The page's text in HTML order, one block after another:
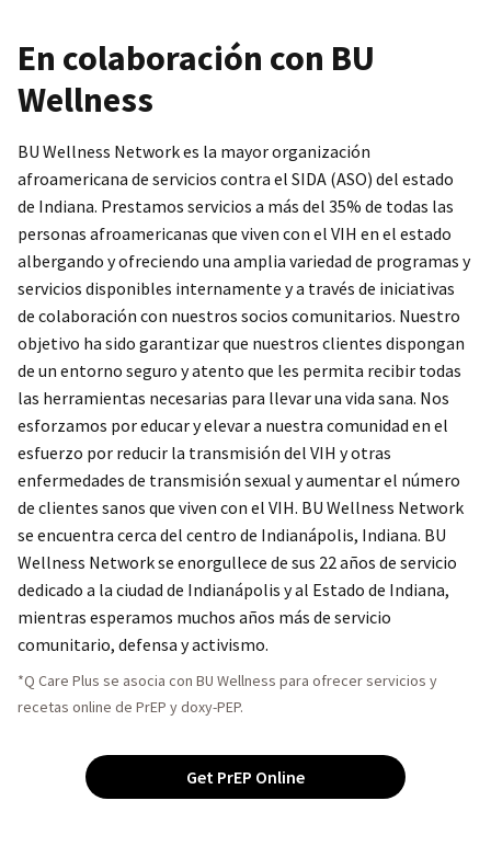
En colaboración con BU
Wellness
BU Wellness Network es la mayor organización
afroamericana de servicios contra el SIDA (ASO) del estado
de Indiana. Prestamos servicios a más del 35% de todas las
personas afroamericanas que viven con el VIH en el estado
albergando y ofreciendo una amplia variedad de programas y
servicios disponibles internamente y a través de iniciativas
de colaboración con nuestros socios comunitarios. Nuestro
objetivo ha sido garantizar que nuestros clientes dispongan
de un entorno seguro y atento que les permita recibir todas
las herramientas necesarias para llevar una vida sana. Nos
esforzamos por educar y elevar a nuestra comunidad en el
esfuerzo por reducir la transmisión del VIH y otras
enfermedades de transmisión sexual y aumentar el número
de clientes sanos que viven con el VIH. BU Wellness Network
se encuentra cerca del centro de Indianápolis, Indiana. BU
Wellness Network se enorgullece de sus 22 años de servicio
dedicado a la ciudad de Indianápolis y al Estado de Indiana,
mientras esperamos muchos años más de servicio
comunitario, defensa y activismo.
*Q Care Plus se asocia con BU Wellness para ofrecer servicios y
recetas online de PrEP y doxy-PEP.
Get PrEP Online